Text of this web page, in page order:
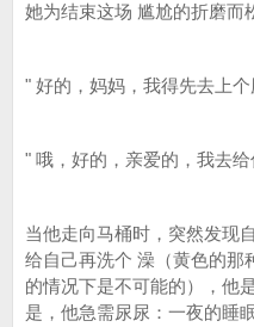
她为结束这场 尴尬的折磨而
" 好的，妈妈，我得先去上
" 哦，好的，亲爱的，我去
当他走向马桶时，突然发现
给自己再洗个 澡（黄色的那
的情况下是不可能的），他
是，他急需尿尿：一夜的睡